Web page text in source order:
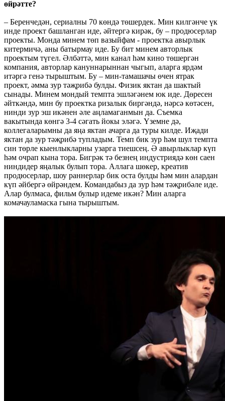
өйрәтте?
– Беренчедән, сериалны 70 көндә төшердек. Мин килгәнче үк
инде проект башланган иде, әйтергә кирәк, бу – продюсерлар
проекты. Монда минем төп вазыйфам - проектка авырлык
китермичә, аны батырмау иде. Бу бит минем авторлык
проектым түгел. Әлбәттә, мин канал һәм кино төшергән
компания, авторлар кануннарыннан чыгып, аларга ярдәм
итәргә генә тырыштым. Бу – мин-тамашачы өчен ятрак
проект, әмма зур тәҗрибә булды. Физик яктан да шактый
сынады. Минем мондый темпта эшләгәнем юк иде. Дөресен
әйткәндә, мин бу проектка ризалык биргәндә, нәрсә көтәсен,
нинди зур эш икәнен әле аңламаганмын да. Съемка
вакытында көнгә 3-4 сәгать йокы эләгә. Үземне дә,
коллегаларымны да яңа яктан ачарга да туры килде. Иҗади
яктан да зур тәҗрибә тупладым. Темп бик зур һәм шул темпта
син төрле кыенлыкларны узарга тиешсең. Ә авырлыклар күп
һәм очрап кына тора. Бигрәк тә безнең индустриядә көн саен
ниндидер яңалык булып тора. Аллага шөкер, креатив
продюсерлар, шоу раннерлар бик оста булды һәм мин алардан
күп әйбергә өйрәндем. Командабыз да зур һәм тәҗрибәле иде.
Алар булмаса, фильм булыр идеме икән? Мин аларга
комачауламаска гына тырыштым.